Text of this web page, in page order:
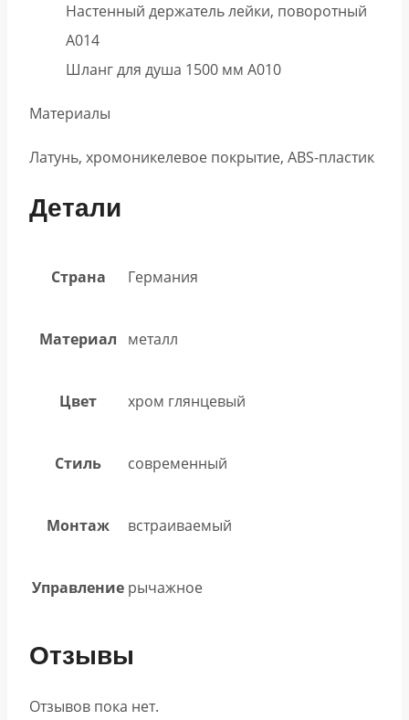
Настенный держатель лейки, поворотный
А014
Шланг для душа 1500 мм A010
Материалы
Латунь, хромоникелевое покрытие, ABS-пластик
Детали
Страна Германия
Материал металл
Цвет хром глянцевый
Стиль современный
Монтаж встраиваемый
Управление рычажное
Отзывы
Отзывов пока нет.